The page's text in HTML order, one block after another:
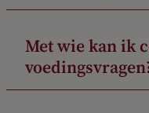
Met wie kan ik